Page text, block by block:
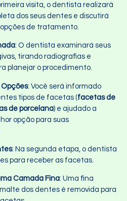
visita, o dentista realizará
dos seus dentes e discutirá
de tratamento.
: O dentista examinará seus
tirando radiografias e
planejar o procedimento.
Opções: Você será informado
tipos de facetas (facetas de
de porcelana) e ajudado a
opção para suas
: Na segunda etapa, o dentista
para receber as facetas.
Camada Fina: Uma fina
dos dentes é removida para